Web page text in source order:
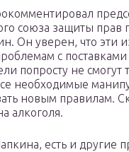
союза защиты прав
Он уверен, что эти
с поставками
попросту не смогут
необходимые
новым правилам.
алкоголя.
есть и другие